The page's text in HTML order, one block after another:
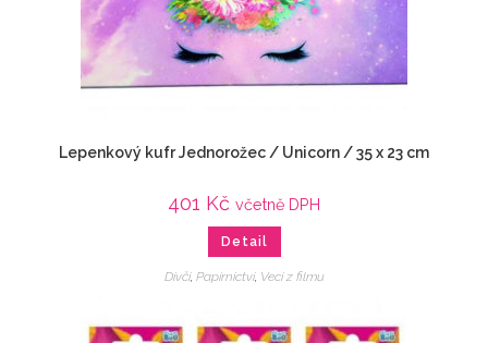
Lepenkový kufr Jednorožec / Unicorn / 35 x 23 cm
401 Kč včetně DPH
Detail
Dívčí, Papírnictví, Veci z filmu